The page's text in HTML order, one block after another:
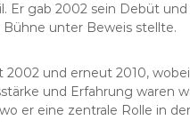
Er gab 2002 sein Debüt
unter Beweis stellte.
und erneut 2010,
und Erfahrung waren
er eine zentrale Rolle in